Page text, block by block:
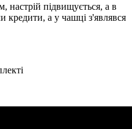
настрій підвищується, а в
кредити, а у чашці з'являвся